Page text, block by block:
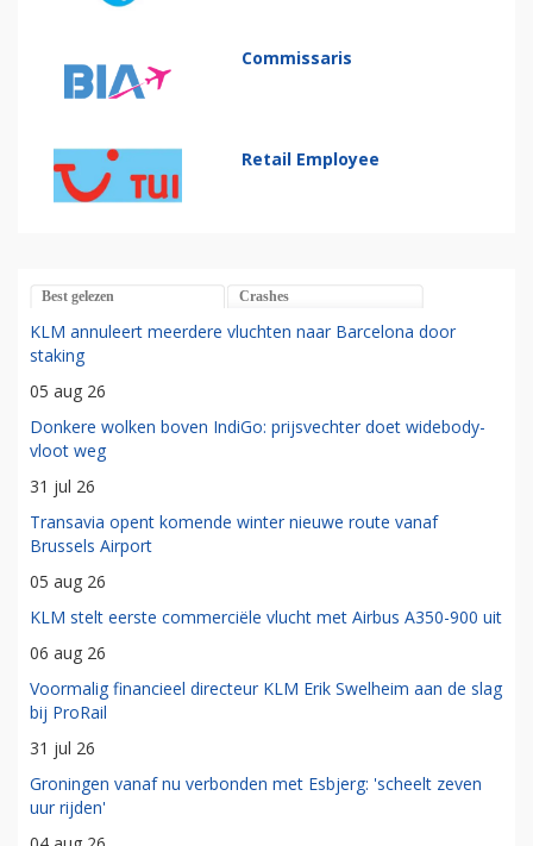
Commissaris
Retail Employee
Best gelezen Crashes
KLM annuleert meerdere vluchten naar Barcelona door
staking
05 aug 26
Donkere wolken boven IndiGo: prijsvechter doet widebody-
vloot weg
31 jul 26
Transavia opent komende winter nieuwe route vanaf
Brussels Airport
05 aug 26
KLM stelt eerste commerciële vlucht met Airbus A350-900 uit
06 aug 26
Voormalig financieel directeur KLM Erik Swelheim aan de slag
bij ProRail
31 jul 26
Groningen vanaf nu verbonden met Esbjerg: 'scheelt zeven
uur rijden'